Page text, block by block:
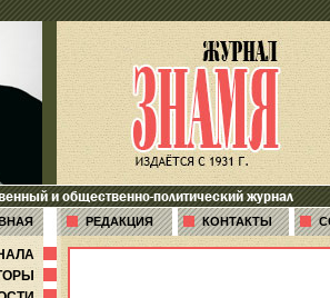
и общественно-политический журнал
РЕДАКЦИЯ КОНТАКТЫ